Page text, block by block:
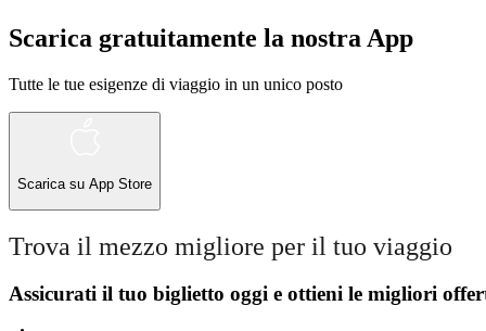
Scarica gratuitamente la nostra App
Tutte le tue esigenze di viaggio in un unico posto
Scarica su App Store
Trova il mezzo migliore per il tuo viaggio
Assicurati il ​​tuo biglietto oggi e ottieni le migliori